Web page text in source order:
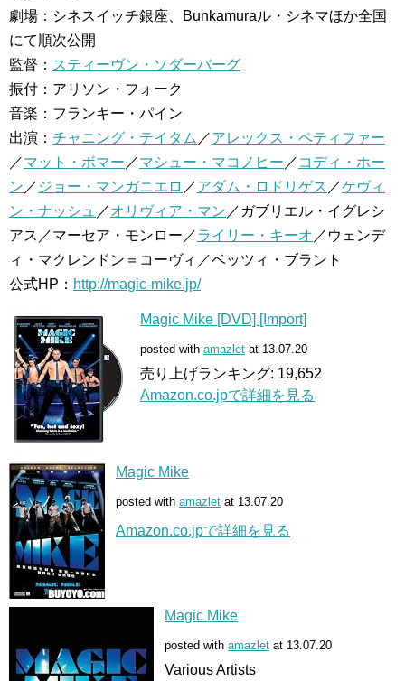
劇場：シネスイッチ銀座、Bunkamuraル・シネマほか全国
にて順次公開
監督： スティーヴン・ソダーバーグ
振付：アリソン・フォーク
音楽：フランキー・パイン
出演： チャニング・テイタム ／アレックス・ペティファー
／マット・ボマー ／マシュー・マコノヒー ／ コディ・ホー
ン ／ ジョー・マンガニエロ ／アダム・ロドリゲス ／ケヴィ
ン・ナッシュ ／オリヴィア・マン ／ガブリエル・イグレシ
アス／マーセア・モンロー／ライリー・キーオ ／ウェンデ
ィ・マクレンドン＝コーヴィ／ベッツィ・ブラント
公式HP： http://magic-mike.jp/
Magic Mike [DVD] [Import]
posted with amazlet at 13.07.20
売り上げランキング: 19,652
Amazon.co.jpで詳細を見る
Magic Mike
posted with amazlet at 13.07.20
Amazon.co.jpで詳細を見る
Magic Mike
posted with amazlet at 13.07.20
Various Artists